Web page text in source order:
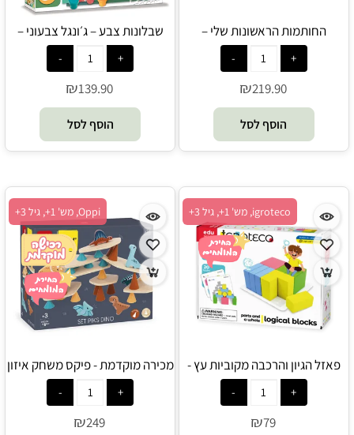
החותמות הראשונות שלי –
דינוזאורים – Crealign
₪219.90
הוסף לסל
שבלונות צבע – ג׳ונגל צבעוני –
Crealign
₪139.90
הוסף לסל
igroteco, מש' 1+, גיל 3+
פאזל הגיון והרכבה מקוביות עץ -
Igroteco
₪79
Oppi, מש' 1+, גיל 3+
מכירה מוקדמת - פיקס משחק איזון
-PreOrder
₪249